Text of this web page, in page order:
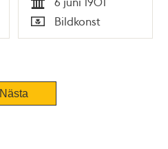
Tid
Typ
Bildkonst
Nästa